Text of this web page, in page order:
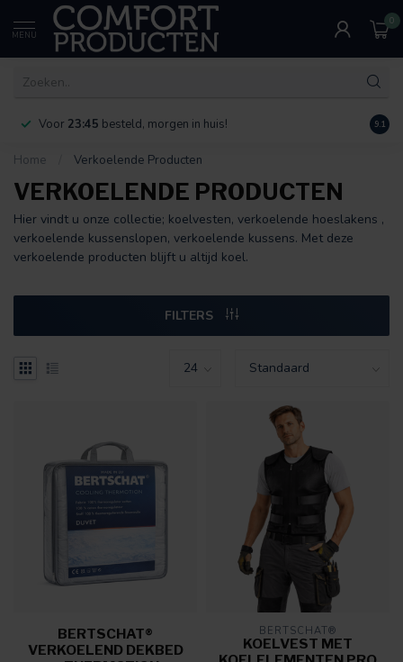
MENU
0
Voor 23:45 besteld, morgen in huis! 9.1
Home Verkoelende Producten
VERKOELENDE PRODUCTEN
Hier vindt u onze collectie; koelvesten, verkoelende hoeslakens ,
verkoelende kussenslopen, verkoelende kussens. Met deze
verkoelende producten blijft u altijd koel.
FILTERS
BERTSCHAT®
VERKOELEND DEKBED
BERTSCHAT®
KOELVEST MET